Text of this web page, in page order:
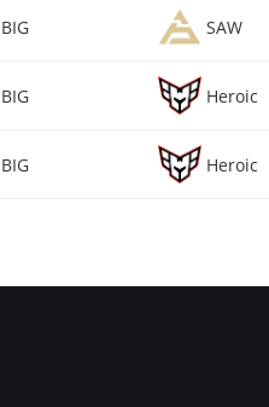
BIG SAW
BIG Heroic
BIG Heroic